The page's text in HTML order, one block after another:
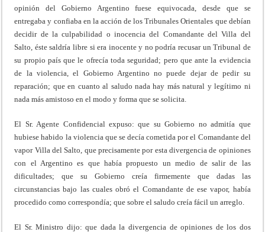
opinión del Gobierno Argentino fuese equivocada, desde que se
entregaba y confiaba en la acción de los Tribunales Orientales que debían
decidir de la culpabilidad o inocencia del Comandante del Villa del
Salto, éste saldría libre si era inocente y no podría recusar un Tribunal de
su propio país que le ofrecía toda seguridad; pero que ante la evidencia
de la violencia, el Gobierno Argentino no puede dejar de pedir su
reparación; que en cuanto al saludo nada hay más natural y legítimo ni
nada más amistoso en el modo y forma que se solicita.
El Sr. Agente Confidencial expuso: que su Gobierno no admitía que
hubiese habido la violencia que se decía cometida por el Comandante del
vapor Villa del Salto, que precisamente por esta divergencia de opiniones
con el Argentino es que había propuesto un medio de salir de las
dificultades; que su Gobierno creía firmemente que dadas las
circunstancias bajo las cuales obró el Comandante de ese vapor, había
procedido como correspondía; que sobre el saludo creía fácil un arreglo.
El Sr. Ministro dijo: que dada la divergencia de opiniones de los dos